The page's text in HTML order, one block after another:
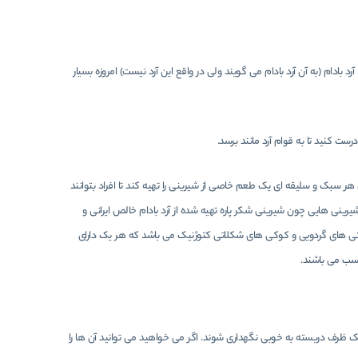
بادام (به آن آرد بادام می گویند ولی در واقع این آرد نیست) امروزه بسیار
کنید تا به قوام آرد مانند برسد.
هر سبک و سلیقه ای یک طعم خاصی از شیرینی را تهیه کند تا افراد بتوانند
هایی چون شیرینی شکر پاره تهیه شده از آرد بادام خالص ایرانی و
کوکی های گردویی و کوکی های شکلاتی کتوژنیک می باشد که هر یک دارای
می باشند.
ظرف دربسته به خوبی نگهداری شوند. اگر می خواهید می توانید آن ها را